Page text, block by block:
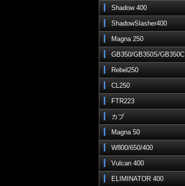
Shadow 400
ShadowSlasher400
Magna 250
GB350/GB350S/GB350C
Rebel250
CL250
FTR223
カブ
Magna 50
W800/650/400
Vulcan 400
ELIMINATOR 400